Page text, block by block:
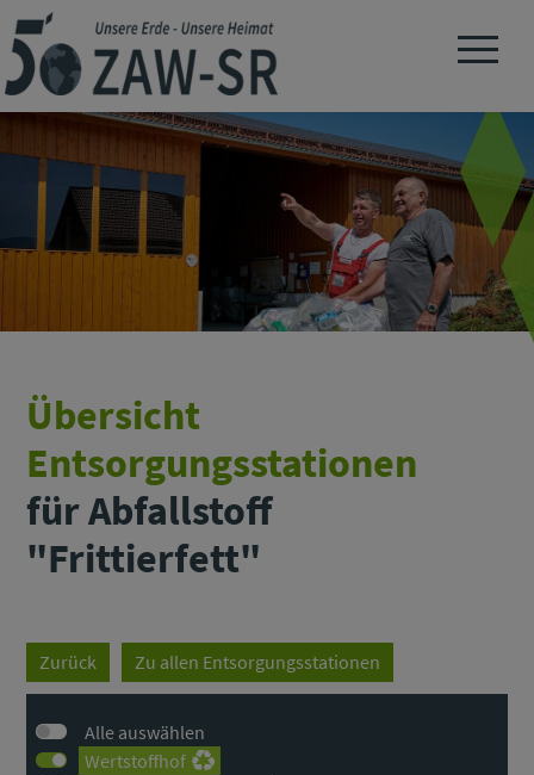
Navigation
Übersicht
Entsorgungsstationen
für Abfallstoff
"Frittierfett"
Zurück Zu allen Entsorgungsstationen
Alle auswählen
Wertstoffhof